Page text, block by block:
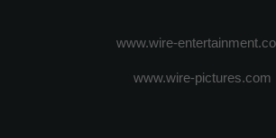
www.wire-
www.wire-pictures.com